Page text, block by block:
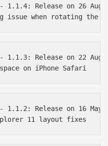
1.1.4: Release on 26
1.1.3: Release on 22
1.1.2: Release on 16 May